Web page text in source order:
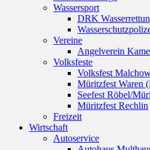
Wassersport
DRK
Vereine
Angelverein
Volksfeste
Volksfest
Müritzfest Waren
Seefest Röbel/
Müritzfest Rechlin
Freizeit
Wirtschaft
Autoservice